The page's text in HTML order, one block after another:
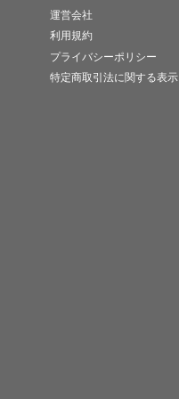
運営会社
利用規約
プライバシーポリシー
特定商取引法に関する表示